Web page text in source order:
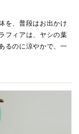
を、普段はお出かけ
フィアは、ヤシの葉
るのに涼やかで、一